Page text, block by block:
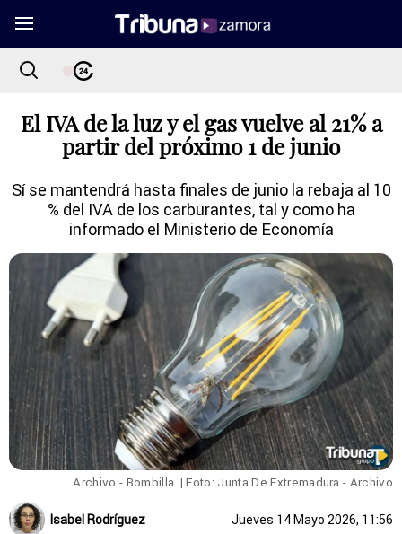
El IVA de la luz y el gas vuelve al 21% a
partir del próximo 1 de junio
Sí se mantendrá hasta finales de junio la rebaja al 10
% del IVA de los carburantes, tal y como ha
informado el Ministerio de Economía
Archivo - Bombilla. | Foto: Junta De Extremadura - Archivo
Isabel Rodríguez Jueves 14 Mayo 2026, 11:56